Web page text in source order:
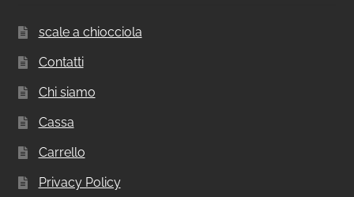
scale a chiocciola
Contatti
Chi siamo
Cassa
Carrello
Privacy Policy